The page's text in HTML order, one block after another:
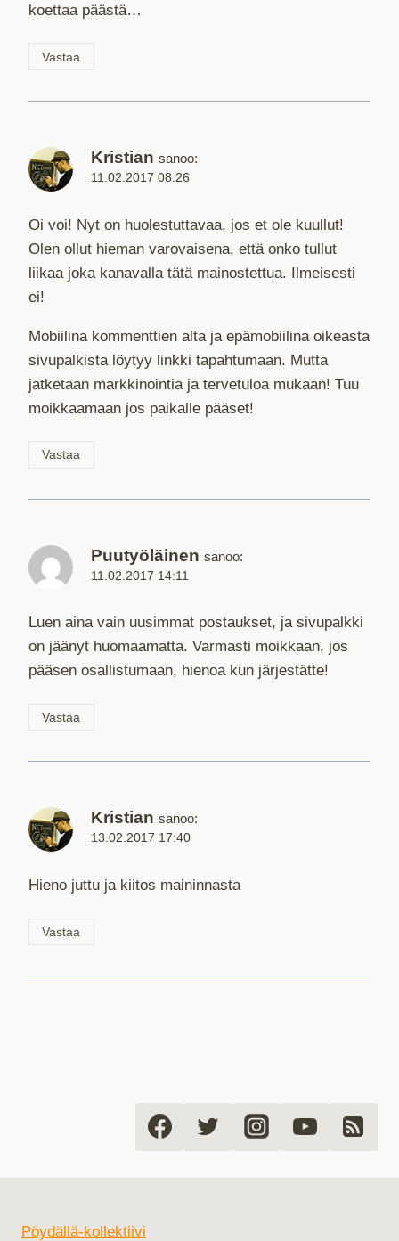
koettaa päästä…
Vastaa
Kristian sanoo:
11.02.2017 08:26
Oi voi! Nyt on huolestuttavaa, jos et ole kuullut!
Olen ollut hieman varovaisena, että onko tullut
liikaa joka kanavalla tätä mainostettua. Ilmeisesti
ei!
Mobiilina kommenttien alta ja epämobiilina oikeasta
sivupalkista löytyy linkki tapahtumaan. Mutta
jatketaan markkinointia ja tervetuloa mukaan! Tuu
moikkaamaan jos paikalle pääset!
Vastaa
Puutyöläinen sanoo:
11.02.2017 14:11
Luen aina vain uusimmat postaukset, ja sivupalkki
on jäänyt huomaamatta. Varmasti moikkaan, jos
pääsen osallistumaan, hienoa kun järjestätte!
Vastaa
Kristian sanoo:
13.02.2017 17:40
Hieno juttu ja kiitos maininnasta
Vastaa
Pöydällä-kollektiivi